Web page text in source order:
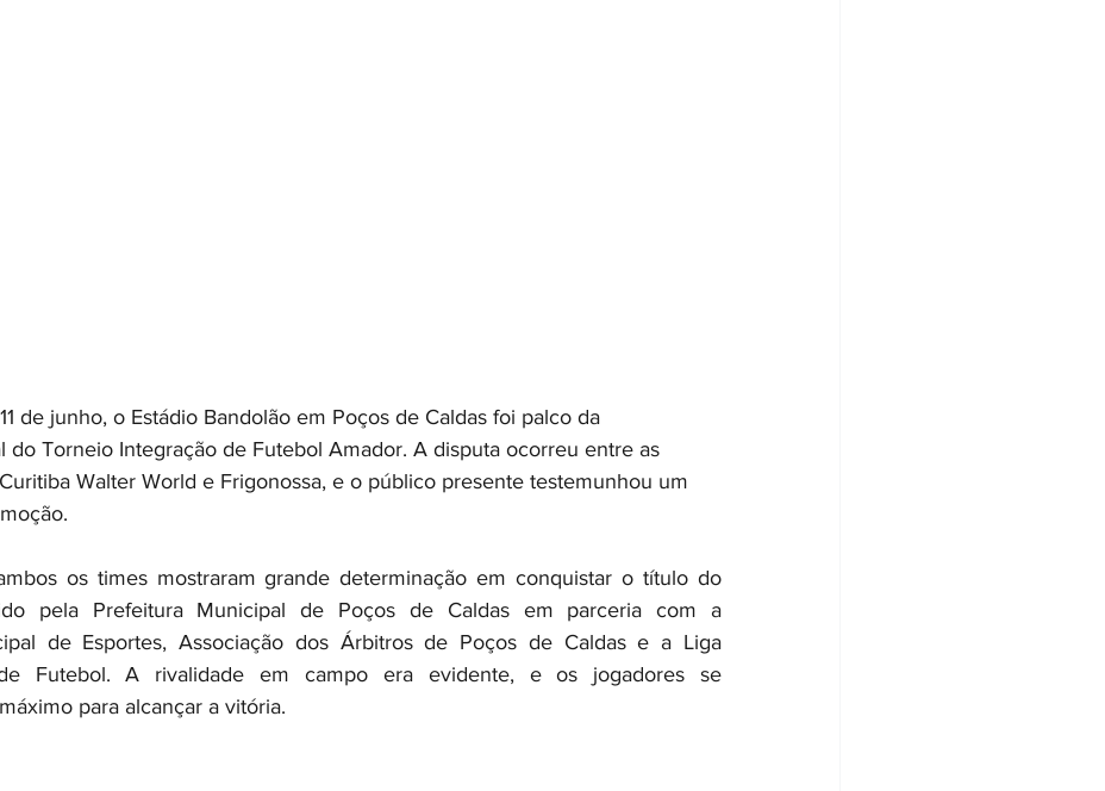
de junho, o Estádio Bandolão em Poços de Caldas foi palco da
do Torneio Integração de Futebol Amador. A disputa ocorreu entre as
Walter World e Frigonossa, e o público presente testemunhou um
os times mostraram grande determinação em conquistar o título do
pela Prefeitura Municipal de Poços de Caldas em parceria com a
de Esportes, Associação dos Árbitros de Poços de Caldas e a Liga
de Futebol. A rivalidade em campo era evidente, e os jogadores se
para alcançar a vitória.